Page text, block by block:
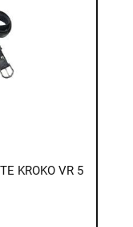
KROKO VR 5